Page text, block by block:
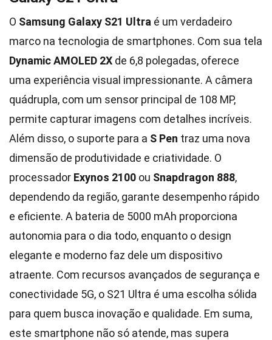
O Samsung Galaxy S21 Ultra é um verdadeiro
marco na tecnologia de smartphones. Com sua tela
Dynamic AMOLED 2X de 6,8 polegadas, oferece
uma experiência visual impressionante. A câmera
quádrupla, com um sensor principal de 108 MP,
permite capturar imagens com detalhes incríveis.
Além disso, o suporte para a S Pen traz uma nova
dimensão de produtividade e criatividade. O
processador Exynos 2100 ou Snapdragon 888,
dependendo da região, garante desempenho rápido
e eficiente. A bateria de 5000 mAh proporciona
autonomia para o dia todo, enquanto o design
elegante e moderno faz dele um dispositivo
atraente. Com recursos avançados de segurança e
conectividade 5G, o S21 Ultra é uma escolha sólida
para quem busca inovação e qualidade. Em suma,
este smartphone não só atende, mas supera